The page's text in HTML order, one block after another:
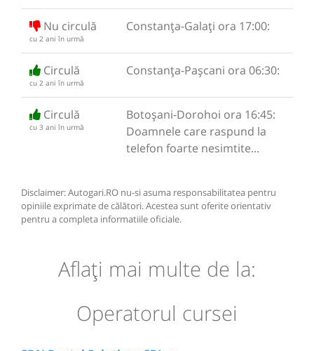
Nu circulă
cu 2 ani în urmă
Constanța-Galați ora 17:00:
Circulă
cu 2 ani în urmă
Constanța-Pașcani ora 06:30:
Circulă
cu 3 ani în urmă
Botoșani-Dorohoi ora 16:45:
Doamnele care raspund la
telefon foarte nesimtite...
Disclaimer: Autogari.RO nu-si asuma responsabilitatea pentru
opiniile exprimate de călători. Acestea sunt oferite orientativ
pentru a completa informatiile oficiale.
Aflaţi mai multe de la:
Operatorul cursei